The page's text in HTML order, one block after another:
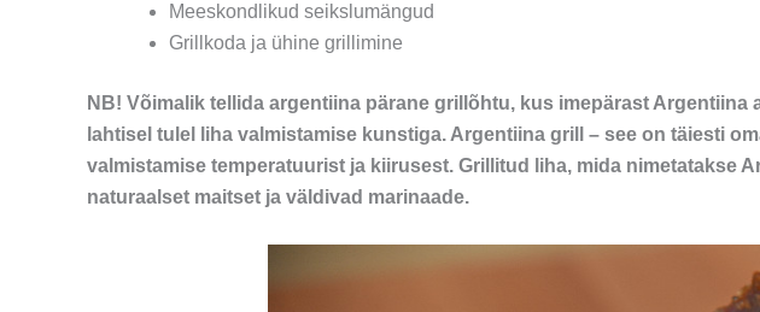
Meeskondlikud seikslumängud
Grillkoda ja ühine grillimine
NB! Võimalik tellida argentiina pärane grillõhtu, kus imepärast
lahtisel tulel liha valmistamise kunstiga. Argentiina grill – see on täiesti
valmistamise temperatuurist ja kiirusest. Grillitud liha, mida nimetatakse
naturaalset maitset ja väldivad marinaade.